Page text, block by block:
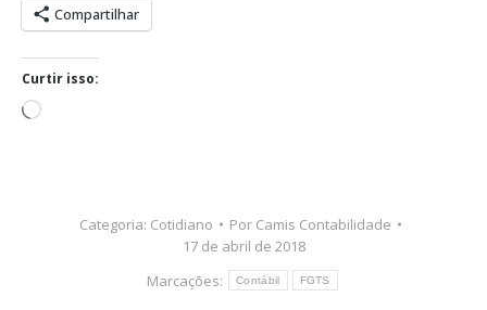
Compartilhar
Curtir isso:
Carregando...
Categoria: Cotidiano Por Camis Contabilidade
17 de abril de 2018
Marcações:
Contábil FGTS